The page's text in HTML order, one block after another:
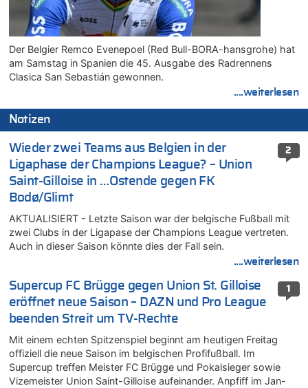
Der Belgier Remco Evenepoel (Red Bull-BORA-hansgrohe) hat
am Samstag in Spanien die 45. Ausgabe des Radrennens
Clasica San Sebastián gewonnen.
....weiterlesen
Notizen
2
Wieder zwei Teams aus Belgien in der
Ligaphase der Champions League? – Union
Saint-Gilloise in …Ostende gegen FK
Bodø/Glimt
AKTUALISIERT - Letzte Saison war der belgische Fußball mit
zwei Clubs in der Ligapase der Champions League vertreten.
Auch in dieser Saison könnte dies der Fall sein.
....weiterlesen
1
Supercup FC Brügge gegen Union St. Gilloise
eröffnet neue Saison – DAZN und Pro League
beenden Streit um TV-Rechte
Mit einem echten Spitzenspiel beginnt am heutigen Freitag
offiziell die neue Saison im belgischen Profifußball. Im
Supercup treffen Meister FC Brügge und Pokalsieger sowie
Vizemeister Union Saint-Gilloise aufeinander. Anpfiff im Jan-